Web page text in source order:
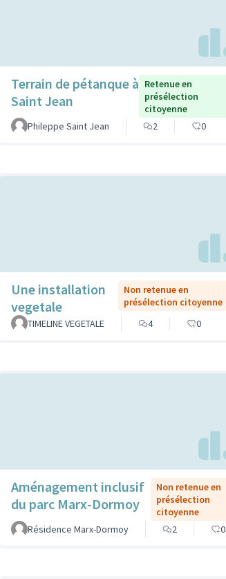
Terrain de pétanque à
Saint Jean
Retenue en
présélection
citoyenne
Phileppe Saint Jean
2 0
Une installation
vegetale
Non retenue en
présélection citoyenne
TIMELINE VEGETALE
4 0
Aménagement inclusif
du parc Marx-Dormoy
Non retenue en
présélection
citoyenne
Résidence Marx-Dormoy
2 0